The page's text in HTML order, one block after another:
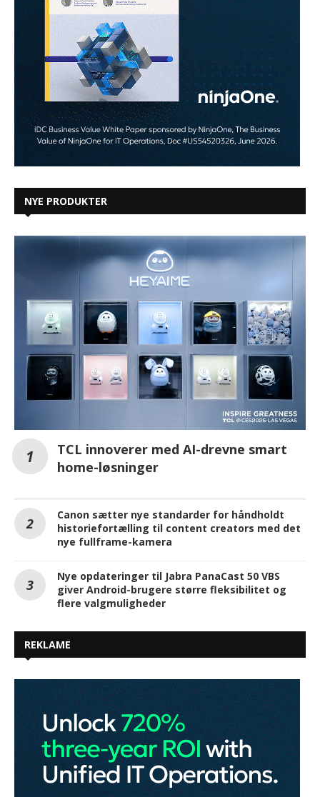
NYE PRODUKTER
TCL innoverer med AI-drevne smart
home-løsninger
Canon sætter nye standarder for håndholdt
historiefortælling til content creators med det
nye fullframe-kamera
Nye opdateringer til Jabra PanaCast 50 VBS
giver Android-brugere større fleksibilitet og
flere valgmuligheder
REKLAME